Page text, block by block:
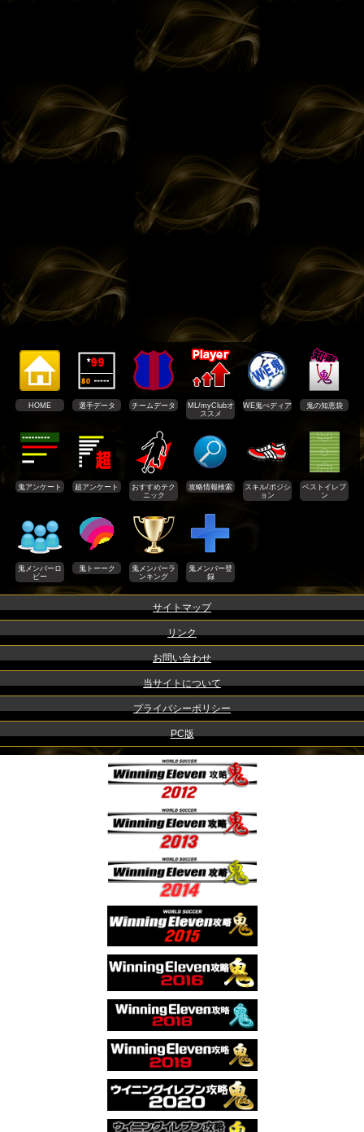
HOME 選手データ チームデータ
ML/myClubオ
ススメ
WE鬼ぺディア 鬼の知恵袋
鬼アンケート 超アンケート
おすすめテク
ニック
攻略情報検索
スキル/ポジシ
ョン
ベストイレブ
ン
鬼メンバーロ
ビー
鬼トーーク
鬼メンバーラ
ンキング
鬼メンバー登
録
サイトマップ
リンク
お問い合わせ
当サイトについて
プライバシーポリシー
PC版